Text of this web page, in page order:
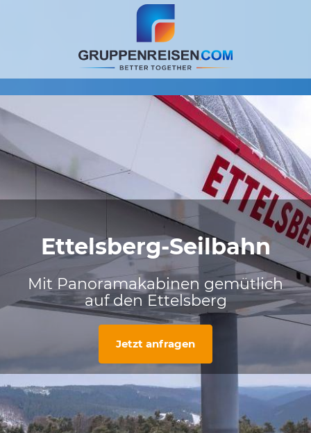
Ettelsberg-Seilbahn
Mit Panoramakabinen gemütlich
auf den Ettelsberg
Jetzt anfragen